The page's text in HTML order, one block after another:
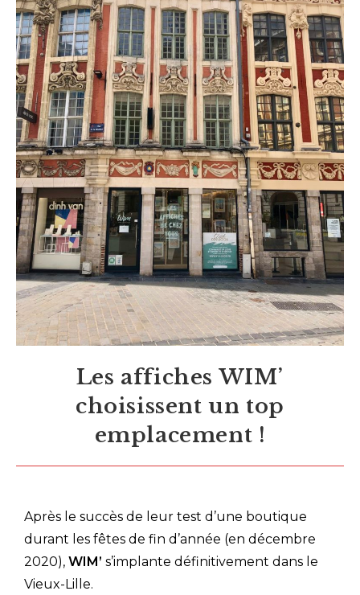
Les affiches WIM’
choisissent un top
emplacement !
Après le succès de leur test d’une boutique
durant les fêtes de fin d’année (en décembre
2020), WIM’ s’implante définitivement dans le
Vieux-Lille.